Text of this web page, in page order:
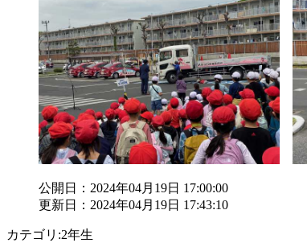
公開日：2024年04月19日 17:00:00
更新日：2024年04月19日 17:43:10
カテゴリ:2年生